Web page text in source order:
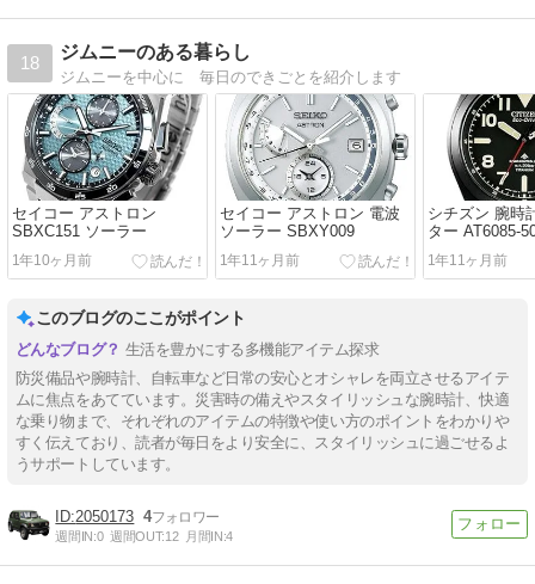
18
ジムニーのある暮らし
ジムニーを中心に 毎日のできごとを紹介します
セイコー アストロン
SBXC151 ソーラー
1年10ヶ月前
セイコー アストロン 電波
ソーラー SBXY009
1年11ヶ月前
シチズン 腕時
ター AT6085-
1年11ヶ月前
このブログのここがポイント
生活を豊かにする多機能アイテム探求
防災備品や腕時計、自転車など日常の安心とオシャレを両立させるアイテ
ムに焦点をあてています。災害時の備えやスタイリッシュな腕時計、快適
な乗り物まで、それぞれのアイテムの特徴や使い方のポイントをわかりや
すく伝えており、読者が毎日をより安全に、スタイリッシュに過ごせるよ
うサポートしています。
2050173 4
週間IN:0 週間OUT:12 月間IN:4